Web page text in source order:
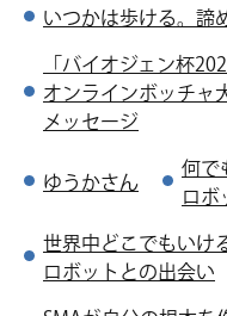
いつかは歩ける。 諦
「バイオジェン杯
オンラインボッチャ
メッセージ
ゆうかさん
何で
ロボ
世界中どこでもいけ
ロボットとの出会い